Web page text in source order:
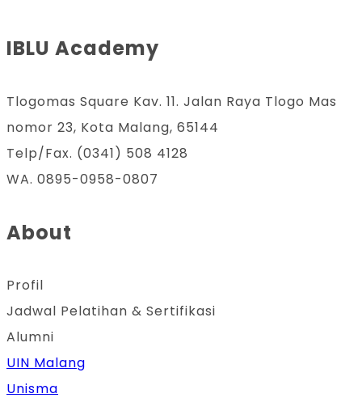
IBLU Academy
Tlogomas Square Kav. 11. Jalan Raya Tlogo Mas
nomor 23, Kota Malang, 65144
Telp/Fax. (0341) 508 4128
WA. 0895-0958-0807
About
Profil
Jadwal Pelatihan & Sertifikasi
Alumni
UIN Malang
Unisma